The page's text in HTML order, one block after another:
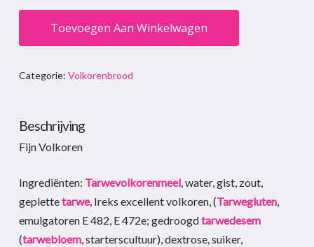
Toevoegen Aan Winkelwagen
Categorie: Volkorenbrood
Beschrijving
Fijn Volkoren
Ingrediënten: Tarwevolkorenmeel, water, gist, zout,
geplettetarwe, Ireks excellent volkoren, (Tarwegluten,
emulgatoren E 482, E 472e; gedroogdtarwedesem
(tarwebloem, starterscultuur), dextrose, suiker,